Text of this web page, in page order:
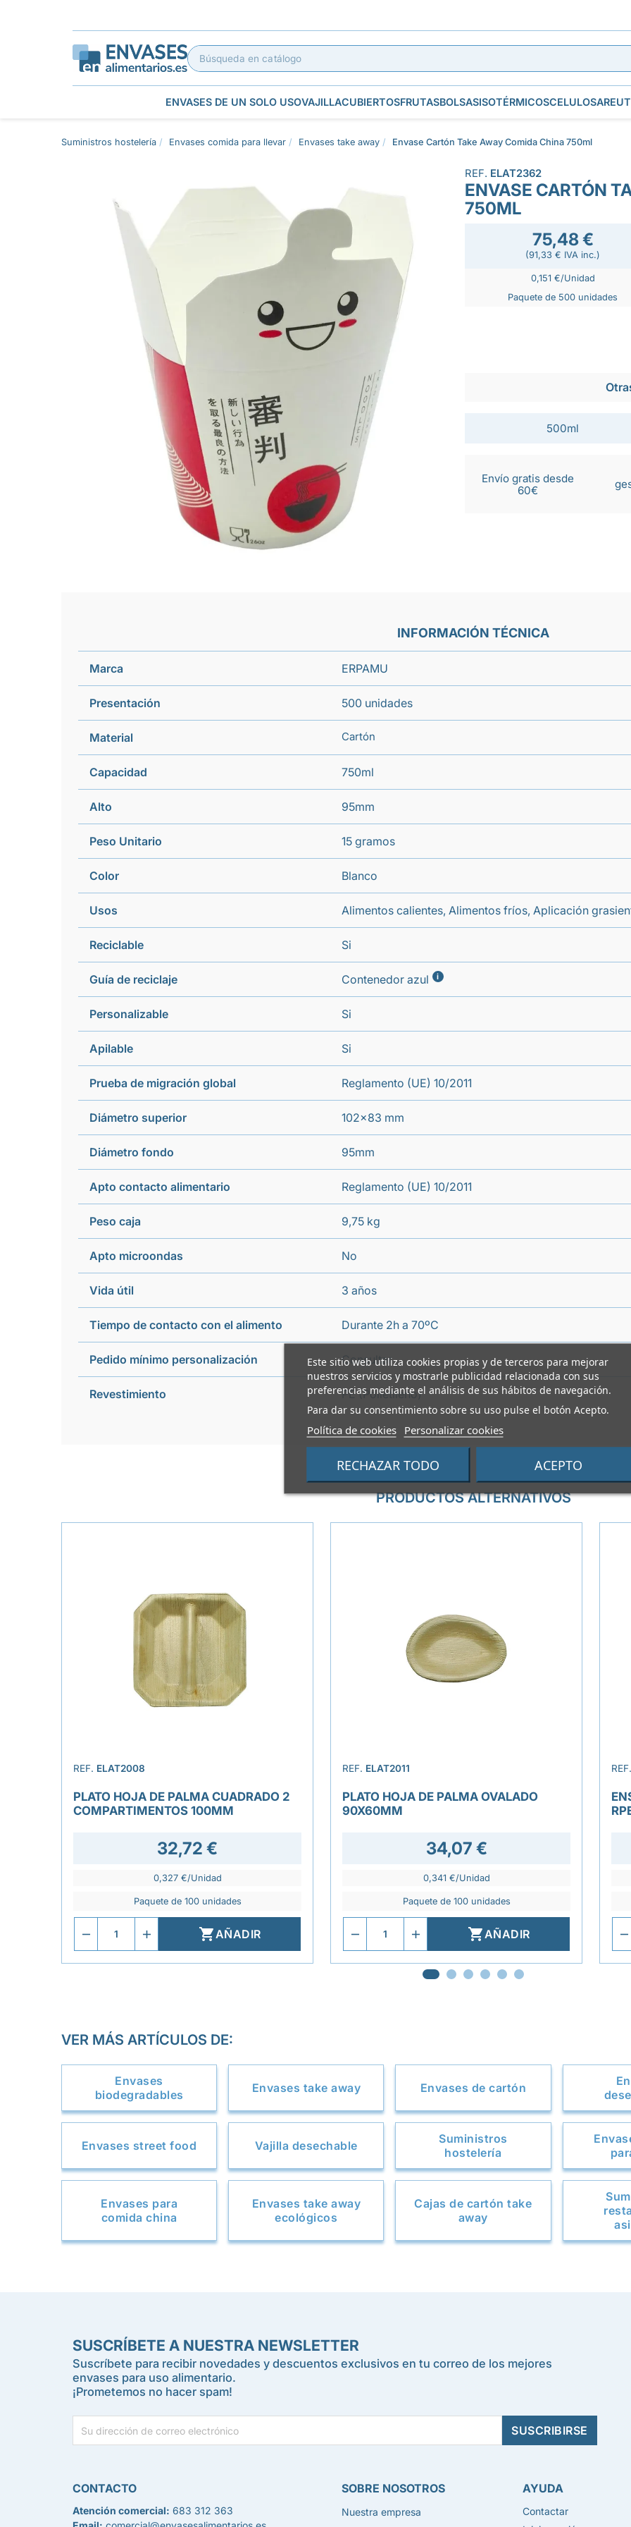
ENVASES DE UN SOLO USOVAJILLACUBIERTOSFRUTASBOLSASISOTÉRMICOSCELULOSA
Este sitio web utiliza cookies propias y de terceros para mejorar
nuestros servicios y mostrarle publicidad relacionada con sus
preferencias mediante el análisis de sus hábitos de navegación.
Para dar su consentimiento sobre su uso pulse el botón Acepto.
Política de cookies Personalizar cookies
RECHAZAR TODO ACEPTO
Suministros hostelería Envases comida para llevar Envases take away Envase Cartón Take Away Comida China 750ml
REF. ELAT2362
ENVASE CARTÓN
750ML
75,48 €
(91,33 € IVA inc.)
0,151 €/Unidad
Paquete de 500 unidades
500ml
Envío gratis desde
60€
INFORMACIÓN TÉCNICA
Marca ERPAMU
Presentación 500 unidades
Material Cartón
Capacidad 750ml
Alto 95mm
Peso Unitario 15 gramos
Color Blanco
Usos Alimentos calientes, Alimentos fríos, Aplicación
Reciclable Si
Guía de reciclaje Contenedor azul i
Personalizable Si
Apilable Si
Prueba de migración global Reglamento (UE) 10/2011
Diámetro superior 102x83 mm
Diámetro fondo 95mm
Apto contacto alimentario Reglamento (UE) 10/2011
Peso caja 9,75 kg
Apto microondas No
Vida útil 3 años
Tiempo de contacto con el alimento Durante 2h a 70ºC
Pedido mínimo personalización Consultar
Revestimiento PE (Polietileno)
PRODUCTOS ALTERNATIVOS
REF. ELAT2008
PLATO HOJA DE PALMA CUADRADO 2
COMPARTIMENTOS 100MM
32,72 €
0,327 €/Unidad
Paquete de 100 unidades
AÑADIR
REF. ELAT2011
PLATO HOJA DE PALMA OVALADO
90X60MM
34,07 €
0,341 €/Unidad
Paquete de 100 unidades
AÑADIR
VER MÁS ARTÍCULOS DE:
Envases
biodegradables
Envases take away Envases de cartón
Envases street food Vajilla desechable
Suministros
hostelería
Envases para
comida china
Envases take away
ecológicos
Cajas de cartón take
away
SUSCRÍBETE A NUESTRA NEWSLETTER
Suscríbete para recibir novedades y descuentos exclusivos en tu correo de los mejores
envases para uso alimentario.
¡Prometemos no hacer spam!
CONTACTO
Atención comercial: 683 312 363
SOBRE NOSOTROS
Nuestra empresa
AYUDA
Contactar